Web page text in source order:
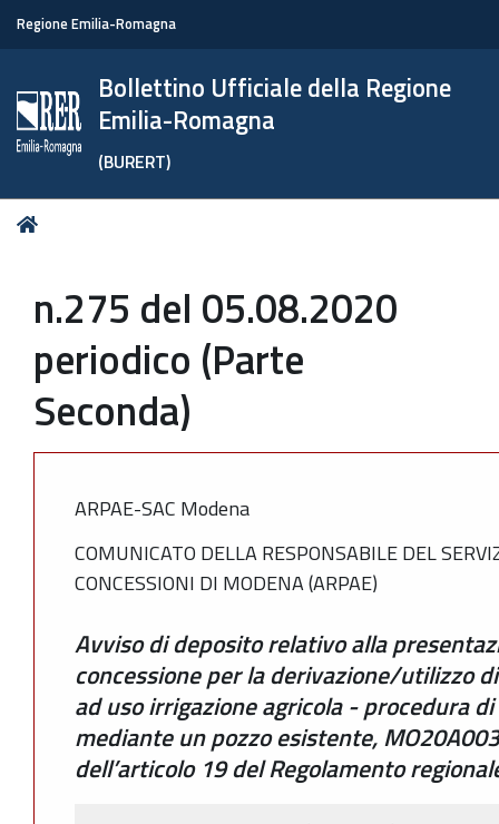
Regione Emilia-Romagna
Bollettino Ufficiale della Regione
Emilia-Romagna
(BURERT)
Tu
n.275 del 05.08.2020
periodico (Parte
Seconda)
ARPAE-SAC Modena
COMUNICATO DELLA RESPONSABILE DEL
CONCESSIONI DI MODENA (ARPAE)
Avviso di deposito relativo alla
concessione per la derivazione/utilizzo
ad uso irrigazione agricola - procedura
mediante un pozzo esistente,
dell’articolo 19 del Regolamento